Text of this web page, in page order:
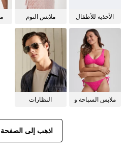
الأحذية للأطفال
ملابس النوم
ملابس السباحة و
النظارات
اذهب إلى الصفحة